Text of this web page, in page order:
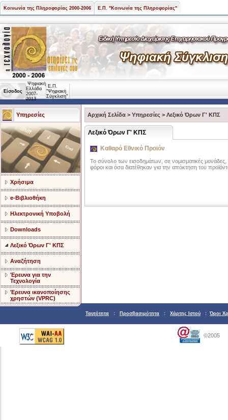
Κοινωνία της Πληροφορίας 2000-2006 Ε.Π. "Κοινωνία της Πληροφορίας"
Είσοδος
Ψηφιακή
Ελλάδα
2007-
2013
Ε.Π.
"Ψηφιακή
Σύγκλιση"
Υπηρεσίες
Χρήσιμα
e-Βιβλιοθήκη
Ηλεκτρονική Υποβολή
Downloads
Λεξικό Όρων Γ' ΚΠΣ
Αναζήτηση
Έρευνα για την
Τεχνολογία
Έρευνα ικανοποίησης
χρηστών (VPRC)
Αρχική Σελίδα > Υπηρεσίες > Λεξικό Όρων Γ' ΚΠΣ
Λεξικό Όρων Γ' ΚΠΣ
Καθαρό Εθνικό Προϊόν
Το σύνολο των εισοδημάτων, σε νομισματικές μονάδες,
φόροι και όσα διατέθηκαν για την απόκτηση του
Ταυτότητα : Προσβασιμότητα : Χάρτης Ιστού : Όροι
©2005